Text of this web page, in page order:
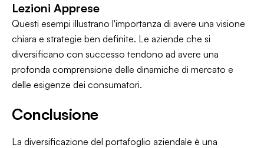
Lezioni Apprese
Questi esempi illustrano l'importanza di avere una visione
chiara e strategie ben definite. Le aziende che si
diversificano con successo tendono ad avere una
profonda comprensione delle dinamiche di mercato e
delle esigenze dei consumatori.
Conclusione
La diversificazione del portafoglio aziendale è una